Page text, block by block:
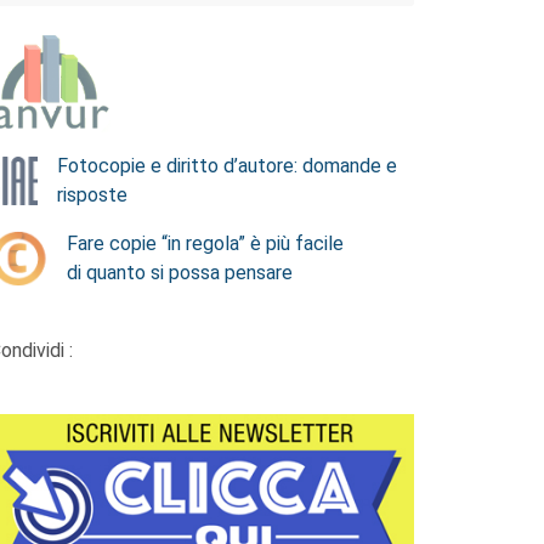
Fotocopie e diritto d’autore: domande e
risposte
Fare copie “in regola” è più facile
di quanto si possa pensare
: